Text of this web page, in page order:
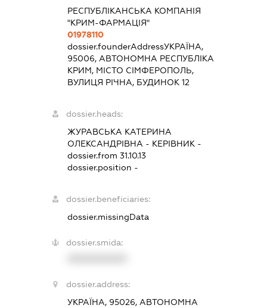
РЕСПУБЛІКАНСЬКА КОМПАНІЯ
"КРИМ-ФАРМАЦІЯ"
01978110
dossier.founderAddressУКРАЇНА,
95006, АВТОНОМНА РЕСПУБЛІКА
КРИМ, МІСТО СІМФЕРОПОЛЬ,
ВУЛИЦЯ РІЧНА, БУДИНОК 12
dossier.heads:
ЖУРАВСЬКА КАТЕРИНА
ОЛЕКСАНДРІВНА - КЕРІВНИК -
dossier.from 31.10.13
dossier.position -
dossier.beneficiaries:
dossier.missingData
dossier.smida:
dossier.address:
УКРАЇНА, 95026, АВТОНОМНА